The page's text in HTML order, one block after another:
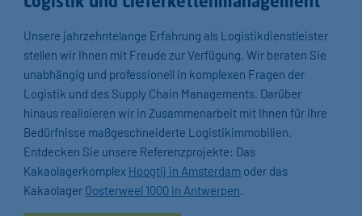
Logistik und Lieferkettenmanagement
Unsere jahrzehntelange Erfahrung als Logistikdienstleister
stellen wir Ihnen mit Freude zur Verfügung. Wir beraten Sie
unabhängig und professionell in komplexen Fragen der
Logistik und des Supply Chain Managements. Darüber
hinaus realisieren wir in Zusammenarbeit mit Ihnen für Ihre
Bedürfnisse maßgeschneiderte Logistikimmobilien.
Entdecken Sie unsere Referenzprojekte: Das
Kakaolagerkomplex Hoogtij in Amsterdam oder das
Kakaolager Oosterweel 1000 in Antwerpen.